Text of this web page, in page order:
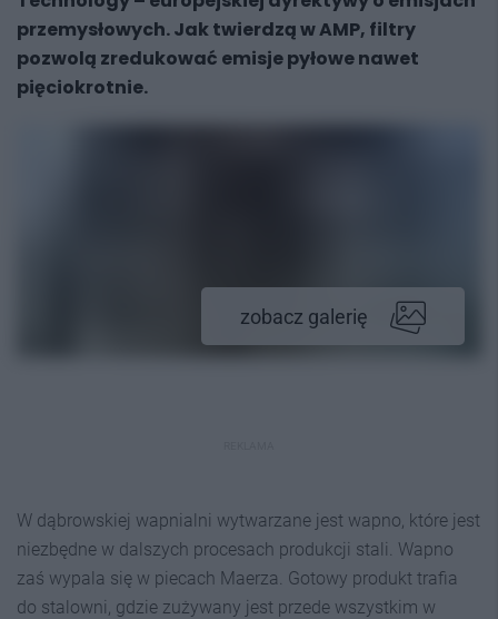
przemysłowych. Jak twierdzą w AMP, filtry
pozwolą zredukować emisje pyłowe nawet
pięciokrotnie.
zobacz galerię
W dąbrowskiej wapnialni wytwarzane jest wapno, które jest
niezbędne w dalszych procesach produkcji stali. Wapno
zaś wypala się w piecach Maerza. Gotowy produkt trafia
do stalowni, gdzie zużywany jest przede wszystkim w